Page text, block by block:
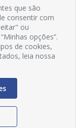
que são
consentir com
ou
opções”.
de cookies,
leia nossa